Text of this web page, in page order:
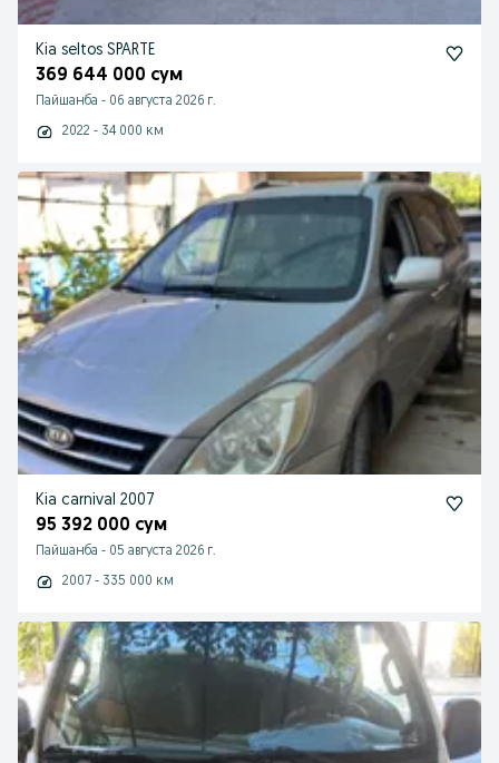
Kia seltos SPARTE
369 644 000 сум
Пайшанба - 06 августа 2026 г.
2022 - 34 000 км
Kia carnival 2007
95 392 000 сум
Пайшанба - 05 августа 2026 г.
2007 - 335 000 км